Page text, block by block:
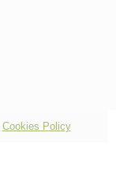
Cookies Policy